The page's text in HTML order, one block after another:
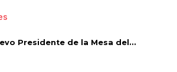
Presidente de la Mesa del...